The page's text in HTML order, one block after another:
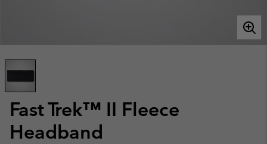
Fast Trek™ II Fleece
Headband